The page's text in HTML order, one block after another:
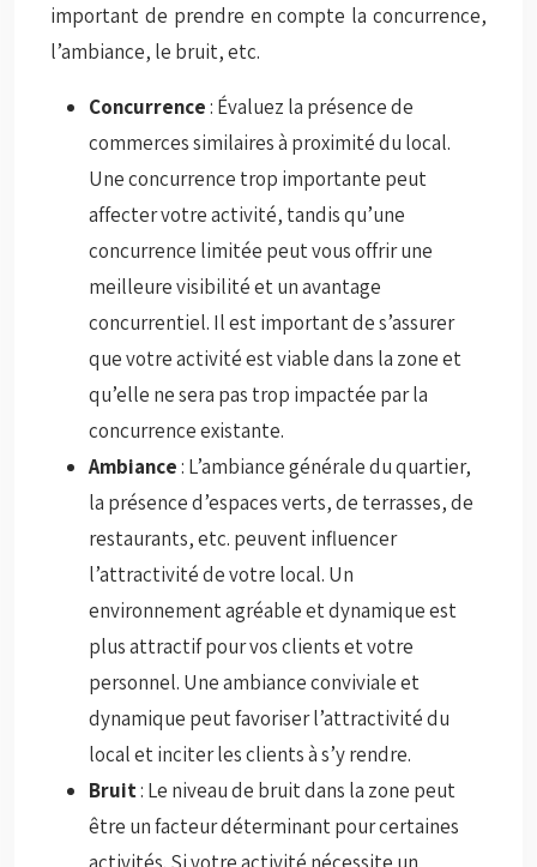
important de prendre en compte la concurrence,
l’ambiance, le bruit, etc.
Concurrence: Évaluez la présence de
commerces similaires à proximité du local.
Une concurrence trop importante peut
affecter votre activité, tandis qu’une
concurrence limitée peut vous offrir une
meilleure visibilité et un avantage
concurrentiel. Il est important de s’assurer
que votre activité est viable dans la zone et
qu’elle ne sera pas trop impactée par la
concurrence existante.
Ambiance: L’ambiance générale du quartier,
la présence d’espaces verts, de terrasses, de
restaurants, etc. peuvent influencer
l’attractivité de votre local. Un
environnement agréable et dynamique est
plus attractif pour vos clients et votre
personnel. Une ambiance conviviale et
dynamique peut favoriser l’attractivité du
local et inciter les clients à s’y rendre.
Bruit: Le niveau de bruit dans la zone peut
être un facteur déterminant pour certaines